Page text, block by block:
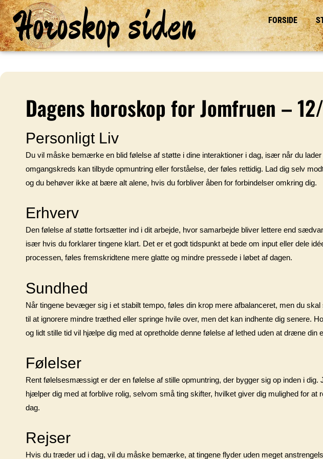
Horoskop siden FORSIDE
Dagens horoskop for Jomfruen –
Personligt Liv
Du vil måske bemærke en blid følelse af støtte i dine interaktioner i dag, især når du
omgangskreds kan tilbyde opmuntring eller forståelse, der føles rettidig. Lad dig selv
og du behøver ikke at bære alt alene, hvis du forbliver åben for forbindelser omkring dig.
Erhverv
Den følelse af støtte fortsætter ind i dit arbejde, hvor samarbejde bliver lettere end
især hvis du forklarer tingene klart. Det er et godt tidspunkt at bede om input eller dele
processen, føles fremskridtene mere glatte og mindre pressede i løbet af dagen.
Sundhed
Når tingene bevæger sig i et stabilt tempo, føles din krop mere afbalanceret, men du
til at ignorere mindre træthed eller springe hvile over, men det kan indhente dig senere.
og lidt stille tid vil hjælpe dig med at opretholde denne følelse af lethed uden at dræne din
Følelser
Rent følelsesmæssigt er der en følelse af stille opmuntring, der bygger sig op inden i
hjælper dig med at forblive rolig, selvom små ting skifter, hvilket giver dig mulighed for
dag.
Rejser
Hvis du træder ud i dag, vil du måske bemærke, at tingene flyder uden meget